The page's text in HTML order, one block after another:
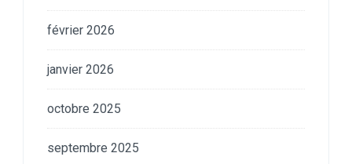
février 2026
janvier 2026
octobre 2025
septembre 2025